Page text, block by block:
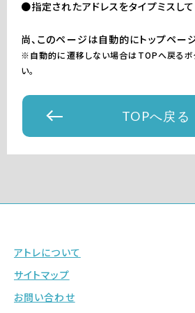
●指定されたアドレスをタイプミスして
尚、このページは自動的にトップペー
※自動的に遷移しない場合はTOPへ戻るボ
い。
TOPへ戻る
アトレについて
サイトマップ
お問い合わせ